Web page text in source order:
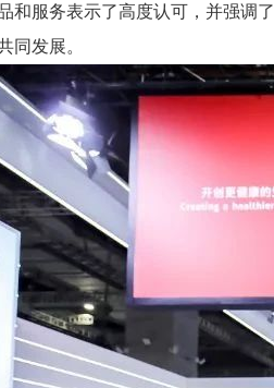
和服务表示了高度认可，并强调
同发展。